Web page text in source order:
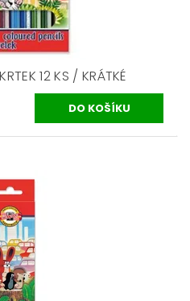
12 KS / KRÁTKÉ